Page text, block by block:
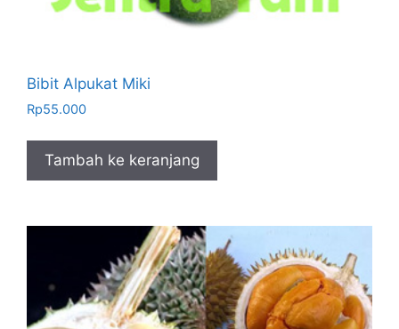
Bibit Alpukat Miki
Rp55.000
Tambah ke keranjang